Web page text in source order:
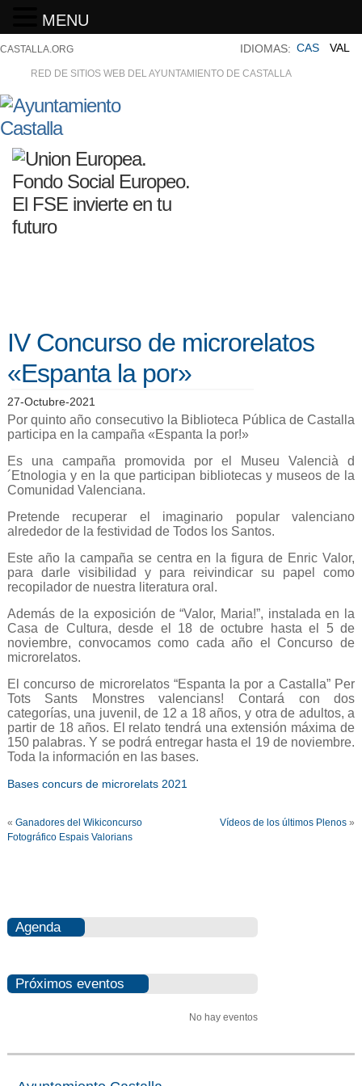
CASTALLA.ORG
RED DE SITIOS WEB DEL AYUNTAMIENTO DE CASTALLA
IDIOMAS: CAS VAL
IV Concurso de microrelatos
«Espanta la por»
27-Octubre-2021
Por quinto año consecutivo la Biblioteca Pública de Castalla
participa en la campaña «Espanta la por!»
Es una campaña promovida por el Museu Valencià d
´Etnologia y en la que participan bibliotecas y museos de la
Comunidad Valenciana.
Pretende recuperar el imaginario popular valenciano
alrededor de la festividad de Todos los Santos.
Este año la campaña se centra en la figura de Enric Valor,
para darle visibilidad y para reivindicar su papel como
recopilador de nuestra literatura oral.
Además de la exposición de “Valor, Maria!”, instalada en la
Casa de Cultura, desde el 18 de octubre hasta el 5 de
noviembre, convocamos como cada año el Concurso de
microrelatos.
El concurso de microrelatos “Espanta la por a Castalla” Per
Tots Sants Monstres valencians! Contará con dos
categorías, una juvenil, de 12 a 18 años, y otra de adultos, a
partir de 18 años. El relato tendrá una extensión máxima de
150 palabras. Y se podrá entregar hasta el 19 de noviembre.
Toda la información en las bases.
Bases concurs de microrelats 2021
« Ganadores del Wikiconcurso
Fotográfico Espais Valorians
Vídeos de los últimos Plenos »
Agenda
Próximos eventos
No hay eventos
MENU